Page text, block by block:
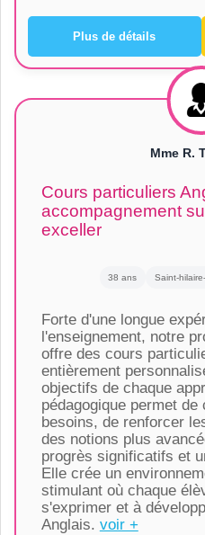
Plus de détails
Mme R.
Cours particuliers
accompagnement
exceller
38 ans Saint-
Forte d'une longue
l'enseignement, notre
offre des cours
entièrement
objectifs de chaque
pédagogique permet
besoins, de renforcer
des notions plus
progrès significatifs et
Elle crée un
stimulant où chaque
s'exprimer et à
Anglais. voir +